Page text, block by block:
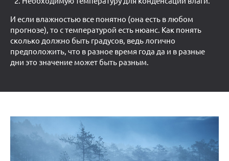
И если влажностью все понятно (она есть в любом
прогнозе), то с температурой есть нюанс. Как понять
сколько должно быть градусов, ведь логично
предположить, что в разное время года да и в разные
дни это значение может быть разным.